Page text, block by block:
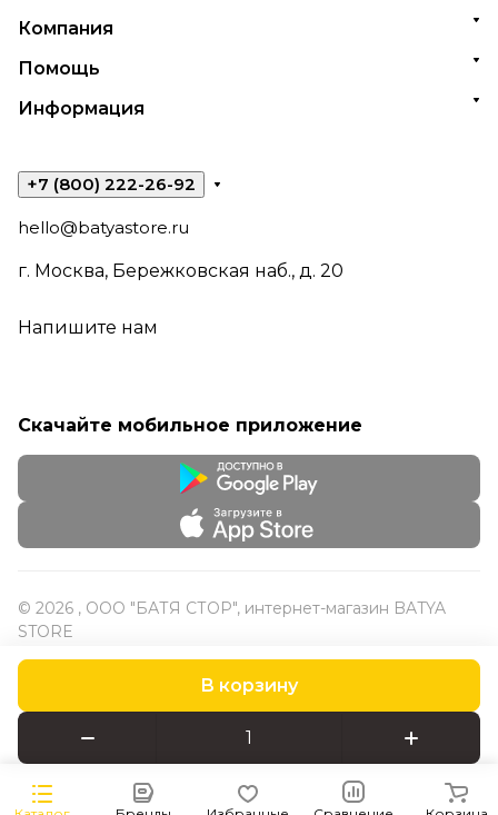
В корзину
Компания
Помощь
Информация
+7 (800) 222-26-92
hello@batyastore.ru
г. Москва, Бережковская наб., д. 20
Напишите нам
Скачайте мобильное приложение
© 2026 , ООО "БАТЯ СТОР", интернет-магазин BATYA
STORE
Конфиденциальность Оферта